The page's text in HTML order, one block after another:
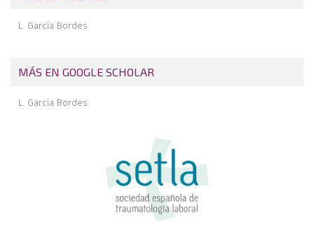
L. García Bordes
MÁS EN GOOGLE SCHOLAR
L. García Bordes